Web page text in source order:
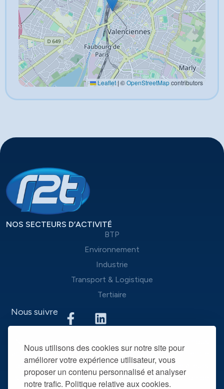
Nous utilisons des cookies sur notre site pour
améliorer votre expérience utilisateur, vous
proposer un contenu personnalisé et analyser
notre trafic. Politique relative aux cookies.
Leaflet|©OpenStreetMapcontributors
NOS SECTEURS D’ACTIVITÉ
BTP
Environnement
Industrie
Transport & Logistique
Tertiaire
Nous suivre
accompagnons une équipe d’experts du recrutement et
des outils performants, afin de mieux répondre à leurs
spécificités et leurs attentes. La mise à disposition de